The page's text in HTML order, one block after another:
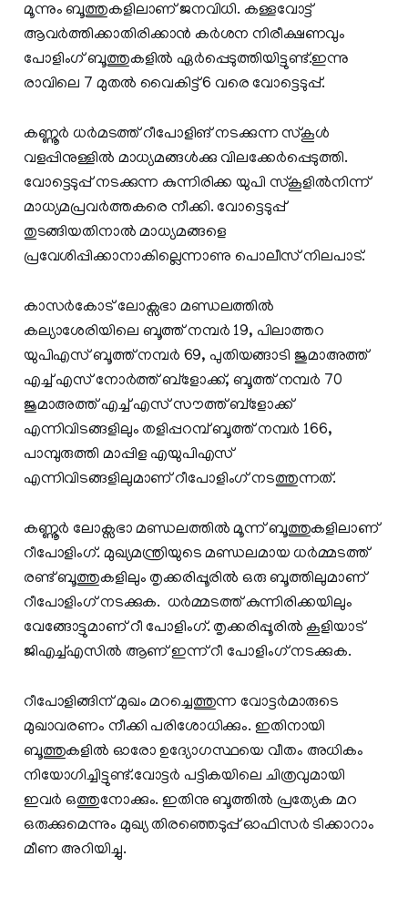
മൂന്നും ബൂത്തുകളിലാണ് ജനവിധി. കള്ളവോട്ട്
ആവര്‍ത്തിക്കാതിരിക്കാന്‍ കര്‍ശന നിരീക്ഷണവും
പോളിംഗ് ബൂത്തുകളില്‍ ഏര്‍പ്പെടുത്തിയിട്ടുണ്ട്.ഇന്നു
രാവിലെ 7 മുതൽ വൈകിട്ട് 6 വരെ വോട്ടെടുപ്പ്.
കണ്ണൂർ ധർമടത്ത് റീപോളിങ് നടക്കുന്ന സ്കൂള്‍
വളപ്പിനുള്ളിൽ മാധ്യമങ്ങൾ‌ക്കു വിലക്കേർപ്പെടുത്തി.
വോട്ടെടുപ്പ് നടക്കുന്ന കുന്നിരിക്ക യുപി സ്കൂളിൽനിന്ന്
മാധ്യമപ്രവർത്തകരെ നീക്കി. വോട്ടെടുപ്പ്
തുടങ്ങിയതിനാൽ മാധ്യമങ്ങളെ
പ്രവേശിപ്പിക്കാനാകില്ലെന്നാണു പൊലീസ് നിലപാട്.
കാസർകോട് ലോക്സഭാ മണ്ഡലത്തിൽ
കല്യാശേരിയിലെ ബൂത്ത് നമ്പർ 19, പിലാത്തറ
യുപിഎസ് ബൂത്ത് നമ്പർ 69, പുതിയങ്ങാടി ജുമാഅത്ത്
എച്ച് എസ് നോർത്ത് ബ്‌ളോക്ക്, ബൂത്ത് നമ്പർ 70
ജുമാഅത്ത് എച്ച് എസ് സൗത്ത് ബ്‌ളോക്ക്
എന്നിവിടങ്ങളിലും തളിപ്പറമ്പ് ബൂത്ത് നമ്പർ 166,
പാമ്പുരുത്തി മാപ്പിള എയുപിഎസ്
എന്നിവിടങ്ങളിലുമാണ് റീപോളിംഗ് നടത്തുന്നത്.
കണ്ണൂര്‍ ലോക്സഭാ മണ്ഡലത്തിൽ മൂന്ന് ബൂത്തുകളിലാണ്
റീപോളിംഗ്. മുഖ്യമന്ത്രിയുടെ മണ്ഡലമായ ധർമ്മടത്ത്
രണ്ട് ബൂത്തുകളിലും തൃക്കരിപ്പൂരിൽ ഒരു ബൂത്തിലുമാണ്
റീപോളിംഗ് നടക്കുക. ധർമ്മടത്ത് കുന്നിരിക്കയിലും
വേങ്ങോട്ടുമാണ് റീ പോളിംഗ്. തൃക്കരിപ്പൂരിൽ കൂളിയാട്
ജിഎച്ച്എസിൽ ആണ് ഇന്ന് റീ പോളിംഗ് നടക്കുക.
റീപോളിങ്ങിന് മുഖം മറച്ചെത്തുന്ന വോട്ടർമാരുടെ
മുഖാവരണം നീക്കി പരിശോധിക്കും. ഇതിനായി
ബൂത്തുകളിൽ ഓരോ ഉദ്യോഗസ്ഥയെ വീതം അധികം
നിയോഗിച്ചിട്ടുണ്ട്.വോട്ടർ പട്ടികയിലെ ചിത്രവുമായി
ഇവർ ഒത്തുനോക്കും. ഇതിനു ബൂത്തിൽ പ്രത്യേക മറ
ഒരുക്കുമെന്നും മുഖ്യ തിരഞ്ഞെടുപ്പ് ഓഫിസർ ടിക്കാറാം
മീണ അറിയിച്ചു.